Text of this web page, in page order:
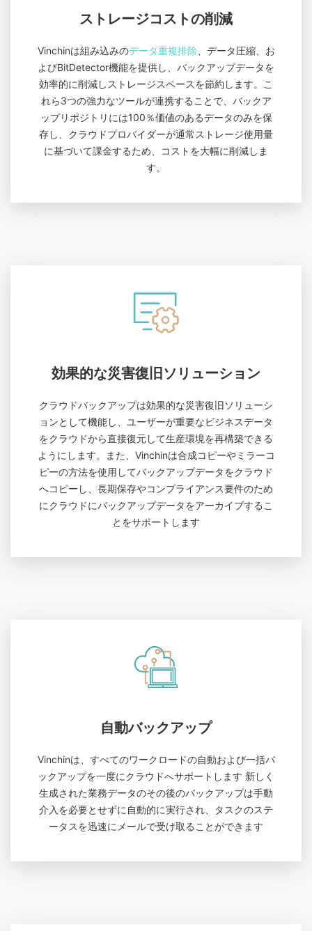
ストレージコストの削減
Vinchinは組み込みのデータ重複排除 、データ圧縮、お
よびBitDetector機能を提供し、バックアップデータを
効率的に削減しストレージスペースを節約します。こ
れら3つの強力なツールが連携することで、バックア
ップリポジトリには100％価値のあるデータのみを保
存し、クラウドプロバイダーが通常ストレージ使用量
に基づいて課金するため、コストを大幅に削減しま
す。
効果的な災害復旧ソリューション
クラウドバックアップは効果的な災害復旧ソリューシ
ョンとして機能し、ユーザーが重要なビジネスデータ
をクラウドから直接復元して生産環境を再構築できる
ようにします。また、Vinchinは合成コピーやミラーコ
ピーの方法を使用してバックアップデータをクラウド
へコピーし、長期保存やコンプライアンス要件のため
にクラウドにバックアップデータをアーカイブするこ
とをサポートします
自動バックアップ
Vinchinは、すべてのワークロードの自動および一括バ
ックアップを一度にクラウドへサポートします 新しく
生成された業務データのその後のバックアップは手動
介入を必要とせずに自動的に実行され、タスクのステ
ータスを迅速にメールで受け取ることができます